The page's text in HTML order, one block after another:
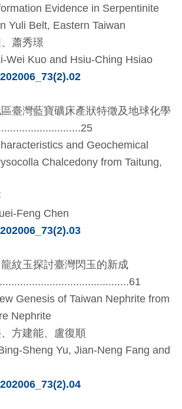
Evidence in Serpentinite
Yuli Belt, Eastern Taiwan
蕭秀璟
Wei Kuo and Hsiu-Ching Hsiao
臺灣藍寶礦床產狀特徵及地球化學
and Geochemical
Chalcedony from Taitung,
Feng Chen
紋玉探討臺灣閃玉的新成
Genesis of Taiwan Nephrite from
Nephrite
方建能、盧復順
Sheng Yu, Jian-Neng Fang and